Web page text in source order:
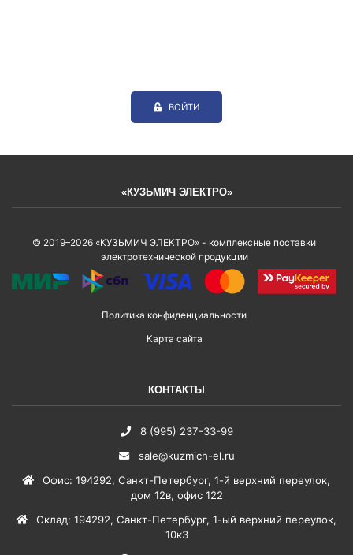
ВОЙТИ
«КУЗЬМИЧ ЭЛЕКТРО»
© 2019–2026 «КУЗЬМИЧ ЭЛЕКТРО» - комплексные поставки
электротехнической продукции
Политика конфиденциальности
Карта сайта
КОНТАКТЫ
8 (995) 237-33-99
sale@kuzmich-el.ru
Офис: 194292, Санкт-Петербург, 1-й верхний переулок,
дом 12в, офис 122
Склад: 194292, Санкт-Петербург, 1-ый верхний переулок,
10к3